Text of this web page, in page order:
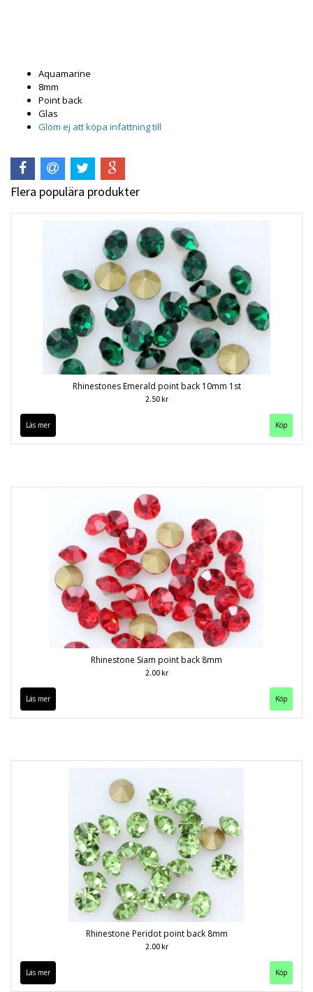
Aquamarine
8mm
Point back
Glas
Glöm ej att köpa infattning till
Flera populära produkter
Rhinestones Emerald point back 10mm 1st
2.50 kr
Läs mer
Rhinestone Siam point back 8mm
2.00 kr
Läs mer Köp
Rhinestone Peridot point back 8mm
2.00 kr
Läs mer Köp